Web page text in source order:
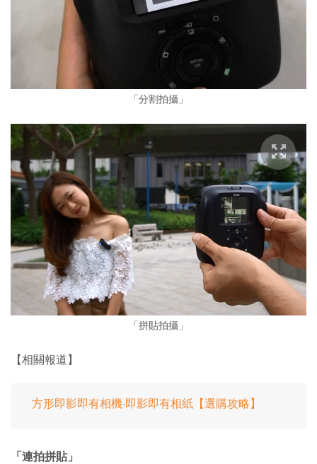
「分割拍攝」
「拼貼拍攝」
【相關報道】
方形即影即有相機‧即影即有相紙【選購攻略】
「連拍拼貼」